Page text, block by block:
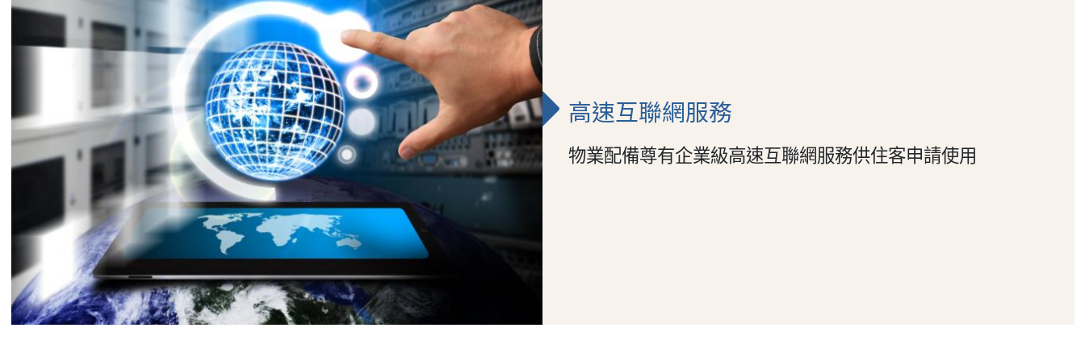
高速互聯網服務
物業配備尊有企業級高速互聯網服務供住客申請使用